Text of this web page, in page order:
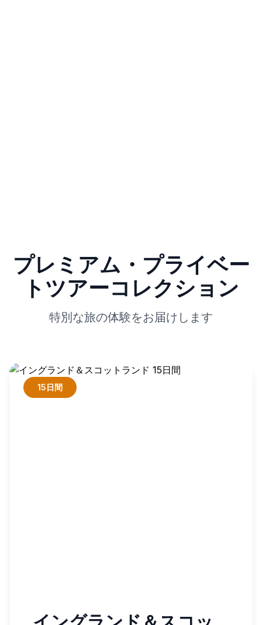
プレミアム・プライベー
トツアーコレクション
特別な旅の体験をお届けします
15日間